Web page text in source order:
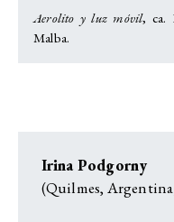
Aerolito y luz móvil, ca.
Malba.
Irina Podgorny
(Quilmes,